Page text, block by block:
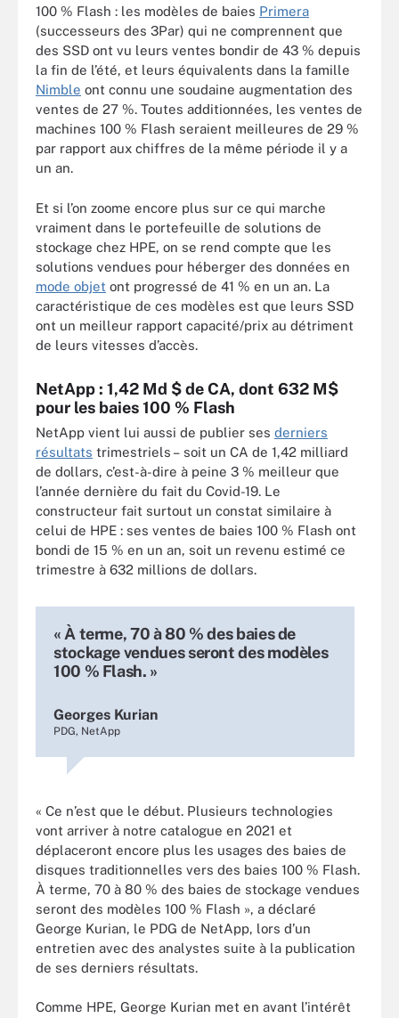
100 % Flash : les modèles de baies Primera
(successeurs des 3Par) qui ne comprennent que
des SSD ont vu leurs ventes bondir de 43 % depuis
la fin de l’été, et leurs équivalents dans la famille
Nimble ont connu une soudaine augmentation des
ventes de 27 %. Toutes additionnées, les ventes de
machines 100 % Flash seraient meilleures de 29 %
par rapport aux chiffres de la même période il y a
un an.
Et si l’on zoome encore plus sur ce qui marche
vraiment dans le portefeuille de solutions de
stockage chez HPE, on se rend compte que les
solutions vendues pour héberger des données en
mode objet ont progressé de 41 % en un an. La
caractéristique de ces modèles est que leurs SSD
ont un meilleur rapport capacité/prix au détriment
de leurs vitesses d’accès.
NetApp : 1,42 Md $ de CA, dont 632 M$
pour les baies 100 % Flash
NetApp vient lui aussi de publier ses derniers
résultats trimestriels – soit un CA de 1,42 milliard
de dollars, c’est-à-dire à peine 3 % meilleur que
l’année dernière du fait du Covid-19. Le
constructeur fait surtout un constat similaire à
celui de HPE : ses ventes de baies 100 % Flash ont
bondi de 15 % en un an, soit un revenu estimé ce
trimestre à 632 millions de dollars.
« À terme, 70 à 80 % des baies de
stockage vendues seront des modèles
100 % Flash. »
Georges Kurian
PDG, NetApp
« Ce n’est que le début. Plusieurs technologies
vont arriver à notre catalogue en 2021 et
déplaceront encore plus les usages des baies de
disques traditionnelles vers des baies 100 % Flash.
À terme, 70 à 80 % des baies de stockage vendues
seront des modèles 100 % Flash », a déclaré
George Kurian, le PDG de NetApp, lors d’un
entretien avec des analystes suite à la publication
de ses derniers résultats.
Comme HPE, George Kurian met en avant l’intérêt